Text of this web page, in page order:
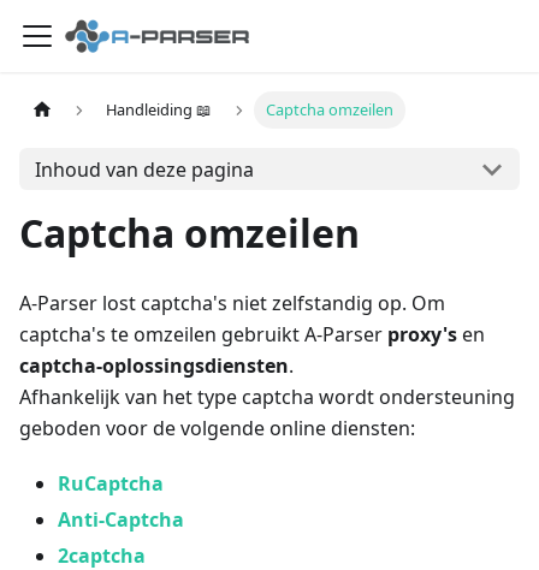
Handleiding 📖 Captcha omzeilen
Inhoud van deze pagina
Captcha omzeilen
A-Parser lost captcha's niet zelfstandig op. Om
captcha's te omzeilen gebruikt A-Parser proxy'sen
captcha-oplossingsdiensten.
Afhankelijk van het type captcha wordt ondersteuning
geboden voor de volgende online diensten:
RuCaptcha
Anti-Captcha
2captcha